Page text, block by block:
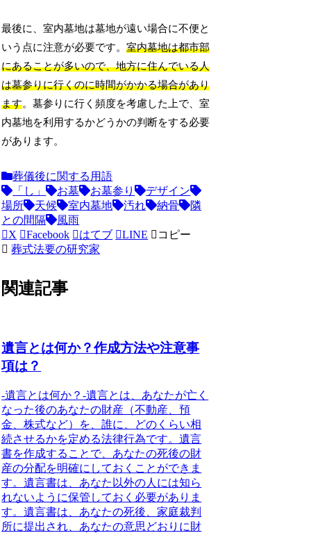
最後に、室内墓地は墓地が遠い場合に不便と
いう点に注意が必要です。室内墓地は都市部
にあることが多いので、地方に住んでいる人
は墓参りに行くのに時間がかかる場合があり
ます。墓参りに行く頻度を考慮した上で、室
内墓地を利用するかどうかの判断をする必要
があります。
葬儀後に関する用語
「し」
お墓 お墓参り
デザイン
場所
天候 室内墓地 汚れ 納骨
隣
との間隔
風雨
X
Facebook はてブ LINE
コピー
葬式法要の研究家
関連記事
遺言とは何か？作成方法や注意事
項は？
-遺言とは何か？-遺言とは、あなたが亡く
なった後のあなたの財産（不動産、預
金、株式など）を、誰に、どのくらい相
続させるかを定める法律行為です。遺言
書を作成することで、あなたの死後の財
産の分配を明確にしておくことができま
す。遺言書は、あなた以外の人には知ら
れないように保管しておく必要がありま
す。遺言書は、あなたの死後、家庭裁判
所に提出され、あなたの意思どおりに財